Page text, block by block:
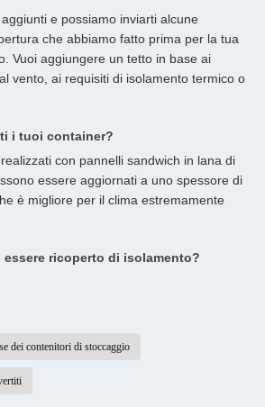
e possiamo inviarti alcune
che abbiamo fatto prima per la tua
Vuoi aggiungere un tetto in base ai
vento, ai requisiti di isolamento termico o
i tuoi container?
con pannelli sandwich in lana di
essere aggiornati a uno spessore di
è migliore per il clima estremamente
essere ricoperto di isolamento?
dei contenitori di stoccaggio